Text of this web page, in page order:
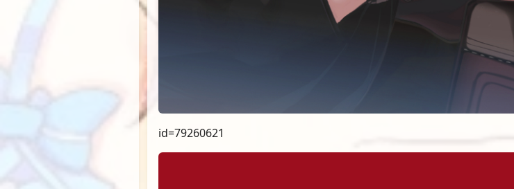
id=79260621